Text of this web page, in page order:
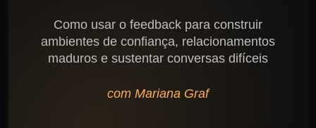
Como usar o feedback para construir
ambientes de confiança, relacionamentos
maduros e sustentar conversas difíceis
com Mariana Graf